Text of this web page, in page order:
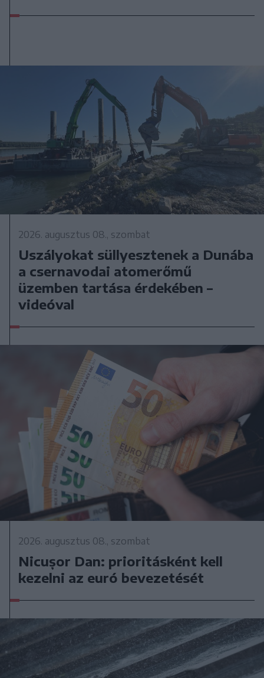
2026. augusztus 08., szombat
Uszályokat süllyesztenek a Dunába
a csernavodai atomerőmű
üzemben tartása érdekében –
videóval
2026. augusztus 08., szombat
Nicușor Dan: prioritásként kell
kezelni az euró bevezetését